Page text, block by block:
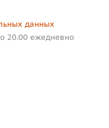
данных
20.00 ежедневно